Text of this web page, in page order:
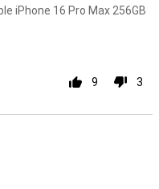
iPhone 16 Pro Max 256GB
9 3